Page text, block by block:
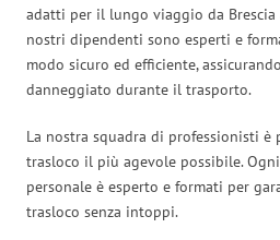
adatti per il lungo viaggio da
nostri dipendenti sono esperti e
modo sicuro ed efficiente,
danneggiato durante il trasporto.
La nostra squadra di professionisti
trasloco il più agevole possibile.
personale è esperto e formati per
trasloco senza intoppi.